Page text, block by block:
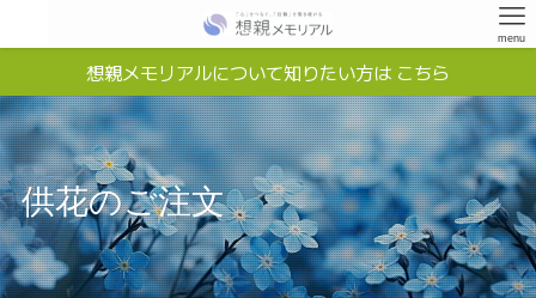
menu
想親メモリアルについて知りたい方は こちら
供花のご注文